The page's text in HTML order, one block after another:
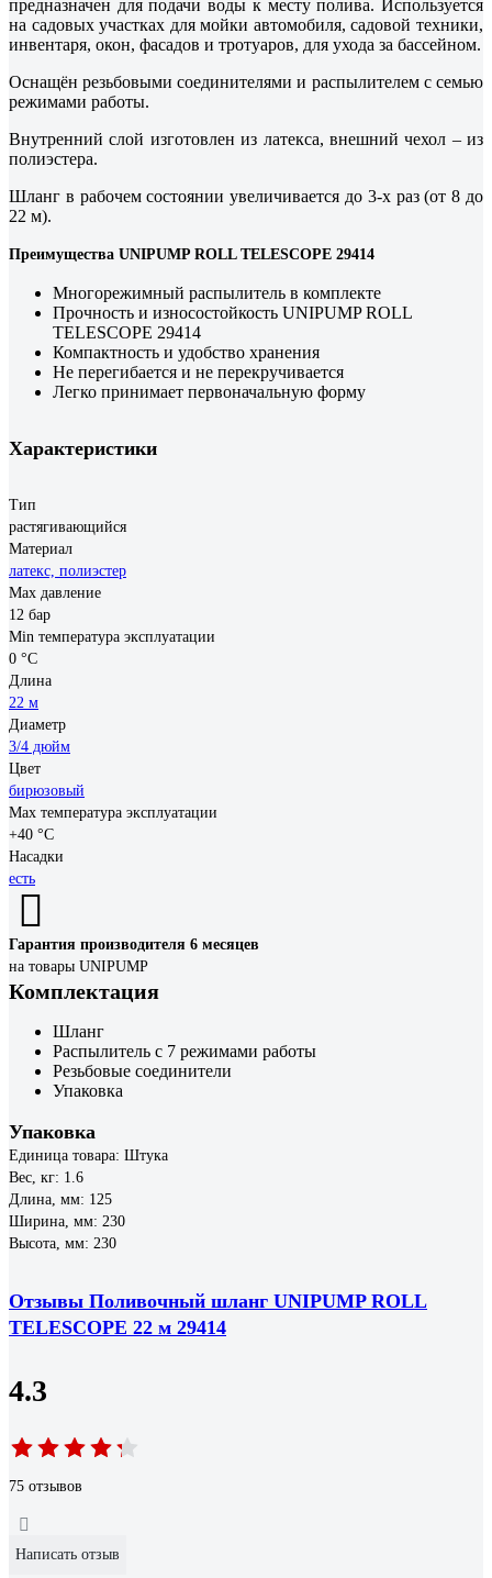
предназначен для подачи воды к месту полива. Используется
на садовых участках для мойки автомобиля, садовой техники,
инвентаря, окон, фасадов и тротуаров, для ухода за бассейном.
Оснащён резьбовыми соединителями и распылителем с семью
режимами работы.
Внутренний слой изготовлен из латекса, внешний чехол – из
полиэстера.
Шланг в рабочем состоянии увеличивается до 3-х раз (от 8 до
22 м).
Преимущества UNIPUMP ROLL TELESCOPE 29414
Многорежимный распылитель в комплекте
Прочность и износостойкость UNIPUMP ROLL
TELESCOPE 29414
Компактность и удобство хранения
Не перегибается и не перекручивается
Легко принимает первоначальную форму
Характеристики
Тип
растягивающийся
Материал
латекс, полиэстер
Max давление
12 бар
Min температура эксплуатации
0 °С
Длина
22 м
Диаметр
3/4 дюйм
Цвет
бирюзовый
Мах температура эксплуатации
+40 °С
Насадки
есть
Гарантия производителя 6 месяцев
на товары UNIPUMP
Комплектация
Шланг
Распылитель с 7 режимами работы
Резьбовые соединители
Упаковка
Упаковка
Единица товара: Штука
Вес, кг: 1.6
Длина, мм: 125
Ширина, мм: 230
Высота, мм: 230
Отзывы Поливочный шланг UNIPUMP ROLL
TELESCOPE 22 м 29414
4.3
75 отзывов
Написать отзыв